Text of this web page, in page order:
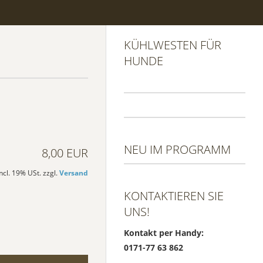
8,00 EUR
19% USt. zzgl. Versand
KÜHLWESTEN FÜR
HUNDE
NEU IM PROGRAMM
KONTAKTIEREN SIE
UNS!
Kontakt per Handy:
0171-77 63 862